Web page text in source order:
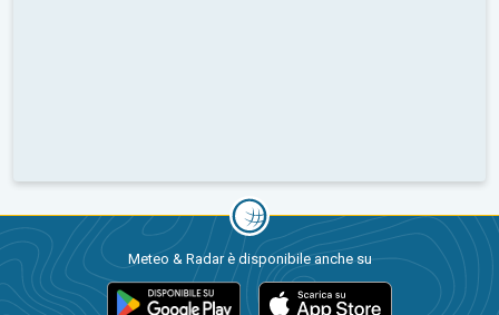
Meteo & Radar è disponibile anche su